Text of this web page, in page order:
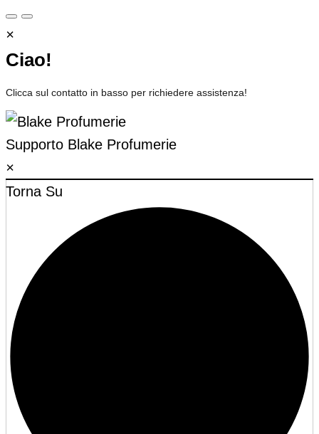
×
Ciao!
Clicca sul contatto in basso per richiedere assistenza!
Supporto Blake Profumerie
×
Torna Su